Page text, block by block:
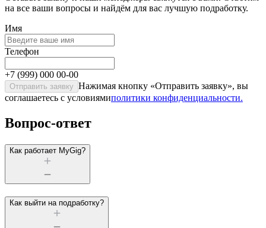
на все ваши вопросы и найдём для вас лучшую подработку.
Имя
Телефон
+7 (999) 000 00-00
Отправить заявку Нажимая кнопку «Отправить заявку», вы
соглашаетесь c условиямиполитики конфиденциальности.
Вопрос-ответ
Как работает MyGig?
Как выйти на подработку?